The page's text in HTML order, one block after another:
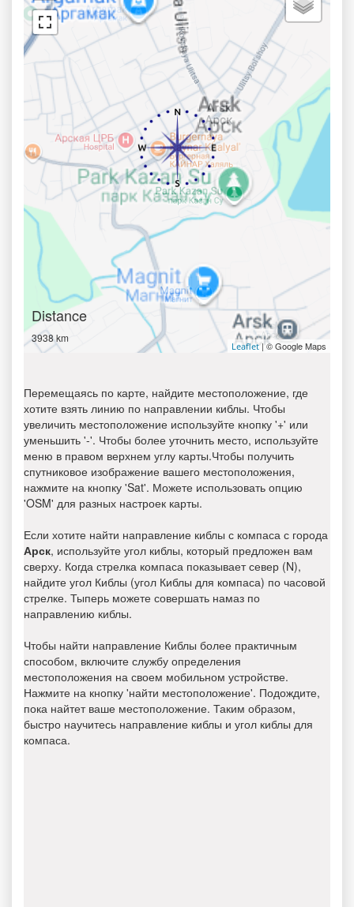
Distance
3938 km
Leaflet| © Google Maps
Перемещаясь по карте, найдите местоположение, где
хотите взять линию по направлении киблы. Чтобы
увеличить местоположение используйте кнопку '+' или
уменьшить '-'. Чтобы более уточнить место, используйте
меню в правом верхнем углу карты.Чтобы получить
спутниковое изображение вашего местоположения,
нажмите на кнопку 'Sat'. Можете использовать опцию
'OSM' для разных настроек карты.
Если хотите найти направление киблы с компаса с города
Арск, используйте угол киблы, который предложен вам
сверху. Когда стрелка компаса показывает север (N),
найдите угол Киблы (угол Киблы для компаса) по часовой
стрелке. Тыперь можете совершать намаз по
направлению киблы.
Чтобы найти направление Киблы более практичным
способом, включите службу определения
местоположения на своем мобильном устройстве.
Нажмите на кнопку 'найти местоположение'. Подождите,
пока найтет ваше местоположение. Таким образом,
быстро научитесь направление киблы и угол киблы для
компаса.